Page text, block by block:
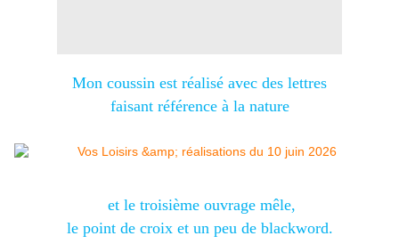
Mon coussin est réalisé avec des lettres
faisant référence à la nature
et le troisième ouvrage mêle,
le point de croix et un peu de blackword.